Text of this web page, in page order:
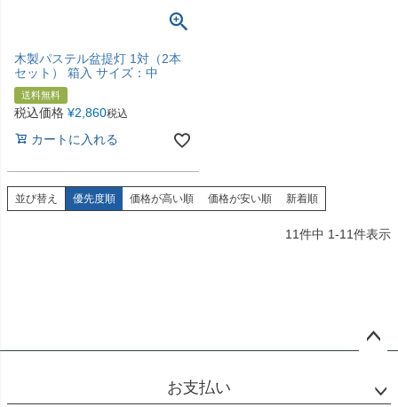
木製パステル盆提灯 1対（2本
セット） 箱入 サイズ：中
送料無料
税込価格 ¥2,860税込
カートに入れる
並び替え 優先度順 価格が高い順 価格が安い順 新着順
11件中 1-11件表示
ップ
お支払い